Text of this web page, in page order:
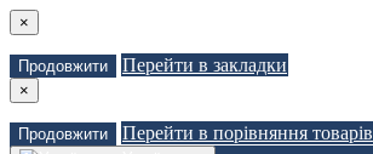
×
Продовжити Перейти в закладки
×
Продовжити Перейти в порівняння товарів